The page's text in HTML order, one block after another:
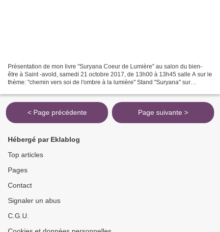
Présentation de mon livre "Suryana Coeur de Lumière" au salon du bien-
être à Saint -avold, samedi 21 octobre 2017, de 13h00 à 13h45 salle A sur le
thème: "chemin vers soi de l'ombre à la lumière" Stand "Suryana" sur
< Page précédente Page suivante >
Hébergé par Eklablog
Top articles
Pages
Contact
Signaler un abus
C.G.U.